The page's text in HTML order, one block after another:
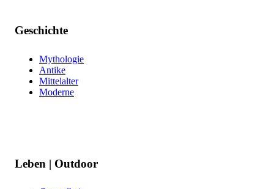
Geschichte
Mythologie
Antike
Mittelalter
Moderne
Leben | Outdoor